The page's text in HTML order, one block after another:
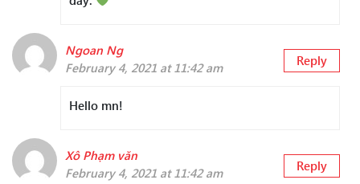
Ngoan Ng
February 4, 2021 at 11:42 am
Reply
Hello mn!
Xô Phạm văn
February 4, 2021 at 11:42 am
Reply